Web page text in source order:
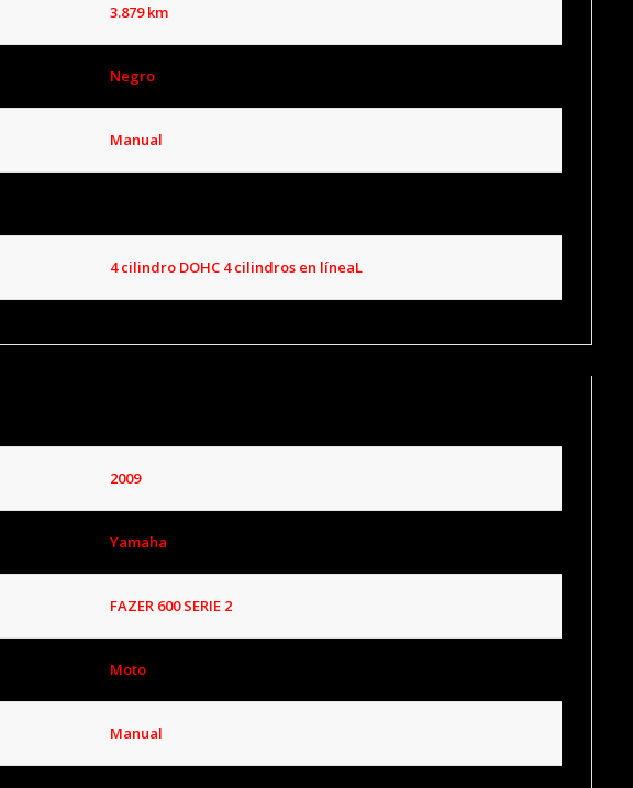
3.879 km
Negro
Manual
4 cilindro DOHC 4 cilindros en líneaL
2009
Yamaha
FAZER 600 SERIE 2
Moto
Manual